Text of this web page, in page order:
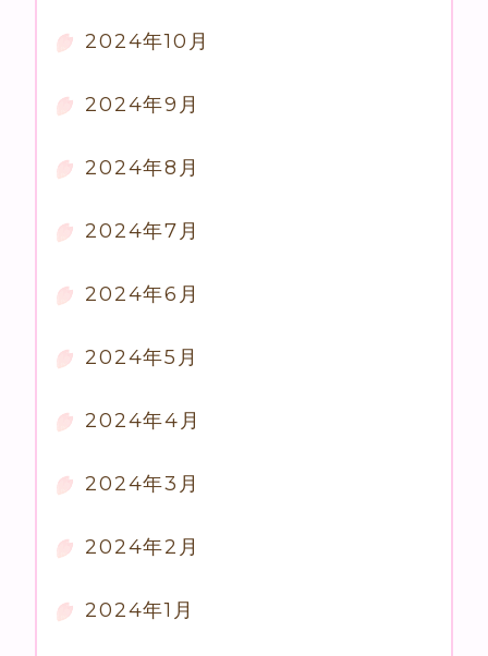
2024年10月
2024年9月
2024年8月
2024年7月
2024年6月
2024年5月
2024年4月
2024年3月
2024年2月
2024年1月